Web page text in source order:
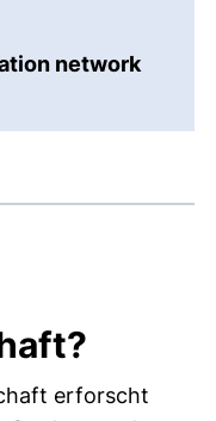
network
erforscht